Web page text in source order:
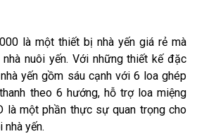
là một thiết bị nhà yến giá rẻ mà
nuôi yến. Với những thiết kế đặc
yến gồm sáu cạnh với 6 loa ghép
theo 6 hướng, hỗ trợ loa miệng
là một phần thực sự quan trọng cho
yến.